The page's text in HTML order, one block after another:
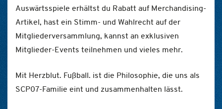
Auswärtsspiele erhältst du Rabatt auf Merchandising-
Artikel, hast ein Stimm- und Wahlrecht auf der
Mitgliederversammlung, kannst an exklusiven
Mitglieder-Events teilnehmen und vieles mehr.
Mit Herzblut. Fußball. ist die Philosophie, die uns als
SCP07-Familie eint und zusammenhalten lässt.